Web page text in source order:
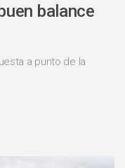
balance
a punto de la